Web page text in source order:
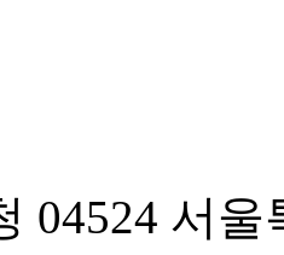
04524 서